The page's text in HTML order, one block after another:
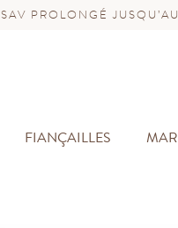
SAV PROLONGÉ
FIANÇAILLES